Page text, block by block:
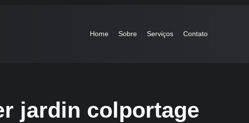
Home Sobre Serviços Contato
jardin colportage